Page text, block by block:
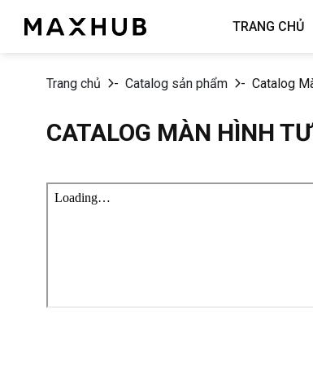
TRANG CHỦ
Trang chủ - Catalog sản phẩm - Catalog
CATALOG MÀN HÌNH